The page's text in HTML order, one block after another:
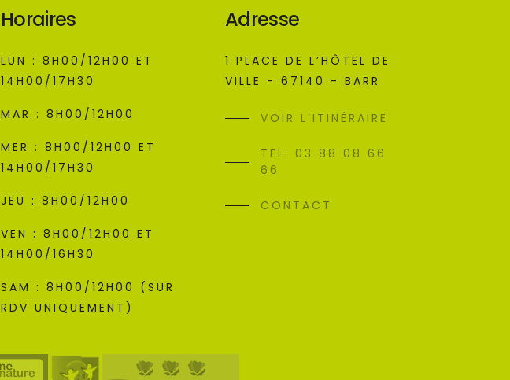
Horaires
LUN : 8H00/12H00 ET
14H00/17H30
MAR : 8H00/12H00
MER : 8H00/12H00 ET
14H00/17H30
JEU : 8H00/12H00
VEN : 8H00/12H00 ET
14H00/16H30
SAM : 8H00/12H00 (SUR
RDV UNIQUEMENT)
Adresse
1 PLACE DE L’HÔTEL DE
VILLE - 67140 - BARR
VOIR L’ITINÉRAIRE
TEL: 03 88 08 66
66
CONTACT